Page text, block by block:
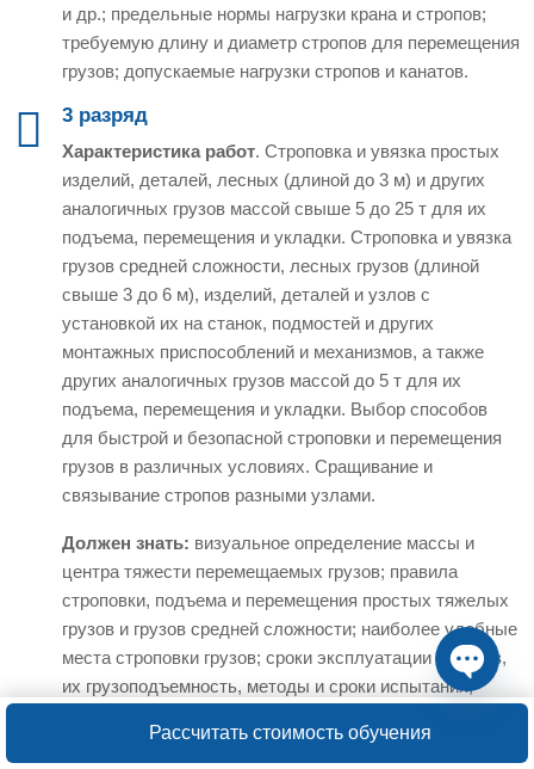
и др.; предельные нормы нагрузки крана и стропов;
требуемую длину и диаметр стропов для перемещения
грузов; допускаемые нагрузки стропов и канатов.
3 разряд
Характеристика работ. Строповка и увязка простых
изделий, деталей, лесных (длиной до 3 м) и других
аналогичных грузов массой свыше 5 до 25 т для их
подъема, перемещения и укладки. Строповка и увязка
грузов средней сложности, лесных грузов (длиной
свыше 3 до 6 м), изделий, деталей и узлов с
установкой их на станок, подмостей и других
монтажных приспособлений и механизмов, а также
других аналогичных грузов массой до 5 т для их
подъема, перемещения и укладки. Выбор способов
для быстрой и безопасной строповки и перемещения
грузов в различных условиях. Сращивание и
связывание стропов разными узлами.
Должен знать: визуальное определение массы и
центра тяжести перемещаемых грузов; правила
строповки, подъема и перемещения простых тяжелых
грузов и грузов средней сложности; наиболее удобные
места строповки грузов; сроки эксплуатации стропов,
их грузоподъемность, методы и сроки испытания;
работы грузозахватных приспособлений.
Open
Рассчитать стоимость обучения